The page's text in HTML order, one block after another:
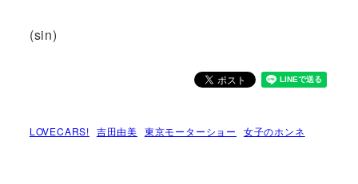
(sin)
LOVECARS! 吉田由美 東京モーターショー 女子のホンネ